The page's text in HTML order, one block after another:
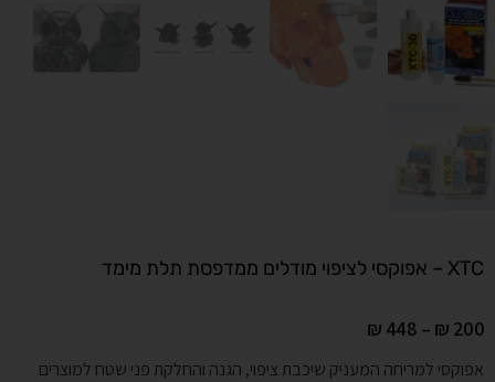
XTC – אפוקסי לציפוי מודלים ממדפסת תלת מימד
₪ 200
–
₪ 448
אפוקסי למריחה המעניק שיכבת ציפוי, הגנה והחלקת פני שטח למוצרים